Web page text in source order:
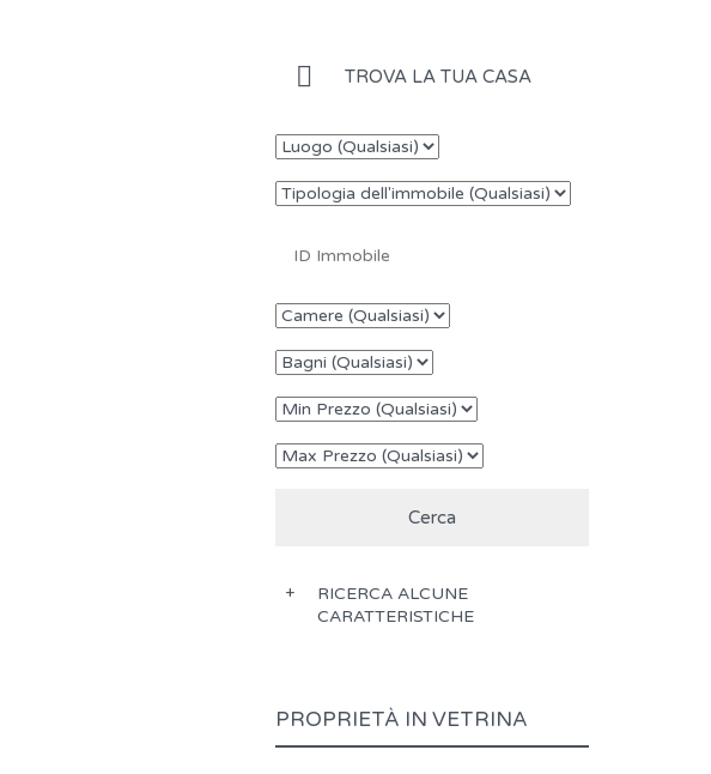
TROVA LA TUA CASA
RICERCA ALCUNE
CARATTERISTICHE
PROPRIETÀ IN VETRINA